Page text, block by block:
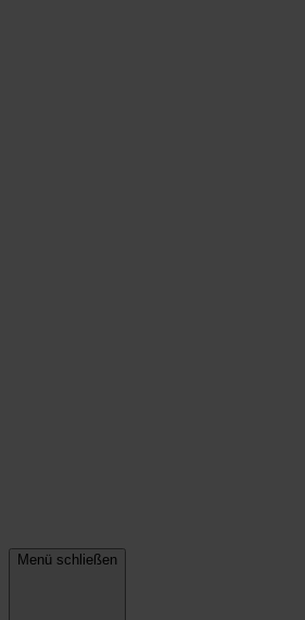
Menü schließen